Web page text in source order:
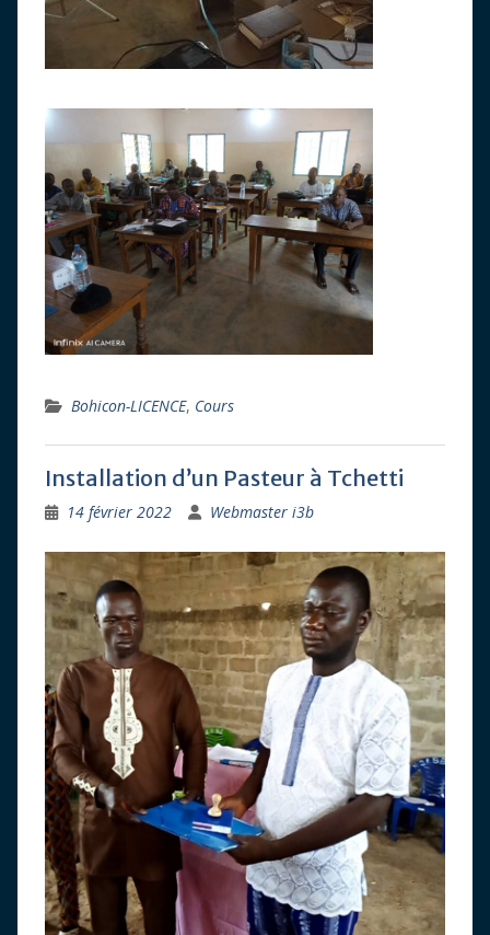
Bohicon-LICENCE, Cours
Installation d’un Pasteur à Tchetti
14 février 2022 Webmaster i3b